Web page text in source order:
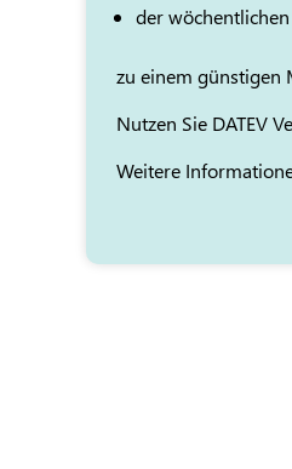
der
zu einem günstigen
Nutzen Sie DATEV
Weitere